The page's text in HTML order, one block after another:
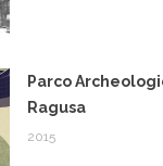
Parco
Ragusa
2015